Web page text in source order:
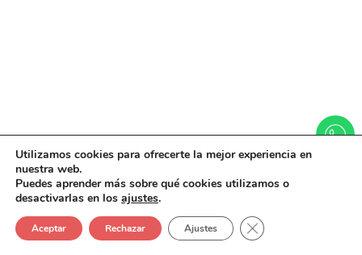
Utilizamos cookies para ofrecerte la mejor experiencia en
nuestra web.
Puedes aprender más sobre qué cookies utilizamos o
desactivarlas en los ajustes.
Aceptar Rechazar Ajustes Cerrar el banner de